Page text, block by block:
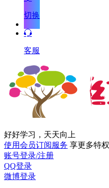
切换
客服
好好学习，天天向上
使用会员订阅服务 享更多特
账号登录/注册
QQ登录
微博登录